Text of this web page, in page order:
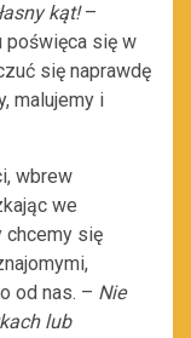
kąt!–
poświęca się w
się naprawdę
malujemy i
wbrew
we
chcemy się
od nas. – Nie
lub